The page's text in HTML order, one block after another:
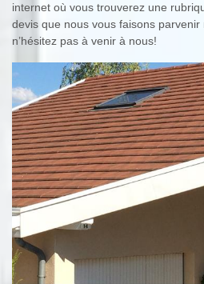
internet où vous trouverez une
devis que nous vous faisons
n’hésitez pas à venir à nous!